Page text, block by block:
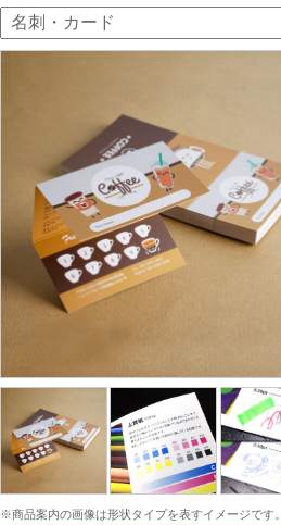
※商品案内の画像は形状タイプを表すイメージです。